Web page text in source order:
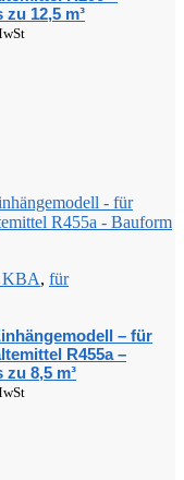
12,5 m³
KBA, für
– für
R455a –
8,5 m³